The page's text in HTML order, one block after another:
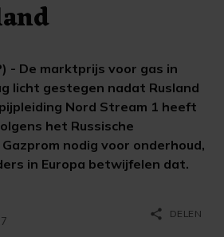
- De marktprijs voor gas in
licht gestegen nadat Rusland
Nord Stream 1 heeft
het Russische
nodig voor onderhoud,
in Europa betwijfelen dat.
share DELEN